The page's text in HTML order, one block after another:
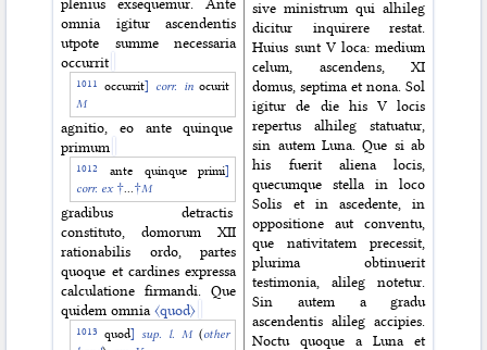
omnia igitur ascendentis
utpote summe necessaria
occurrit
occurrit] corr. inocurit
M
agnitio, eo ante quinque
primum
ante quinque primi]
corr. ex † †M
gradibus detractis
constituto, domorum XII
rationabilis ordo, partes
quoque et cardines expressa
calculatione firmandi. Que
quidem omnia〈quod〉
quod] sup. l. M(other
sive ministrum qui alhileg
dicitur inquirere restat.
Huius sunt V loca: medium
celum, ascendens, XI
domus, septima et nona. Sol
igitur de die his V locis
repertus alhileg statuatur,
sin autem Luna. Que si ab
his fuerit aliena locis,
quecumque stella in loco
Solis et in ascedente, in
oppositione aut conventu,
que nativitatem precessit,
plurima obtinuerit
testimonia, alileg notetur.
Sin autem a gradu
ascendentis alileg accipies.
Noctu quoque a Luna et